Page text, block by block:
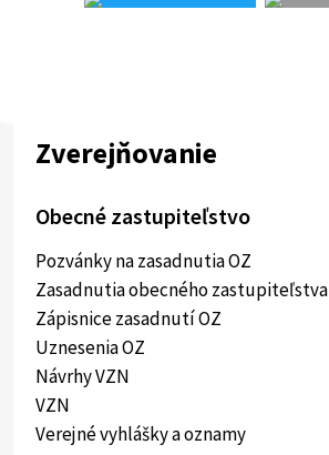
Zverejňovanie
Obecné zastupiteľstvo
Pozvánky na zasadnutia OZ
Zasadnutia obecného zastupiteľstva
Zápisnice zasadnutí OZ
Uznesenia OZ
Návrhy VZN
VZN
Verejné vyhlášky a oznamy